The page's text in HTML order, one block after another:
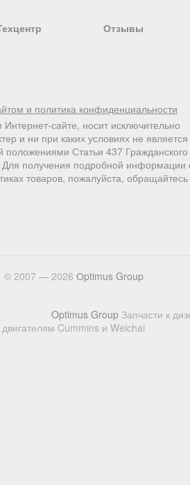
Отзывы
и политика конфиденциальности
сайте, носит исключительно
и ни при каких условиях не
Статьи 437 Гражданского
получения подробной информации
товаров, пожалуйста,
© 2007 — 2026 Оptimus Group
Optimus Group Запчасти к
двигателям Cummins и Weichai